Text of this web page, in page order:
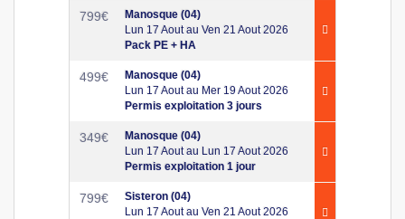
799€
Manosque (04)
Lun 17 Aout au Ven 21 Aout 2026
Pack PE + HA
499€
Manosque (04)
Lun 17 Aout au Mer 19 Aout 2026
Permis exploitation 3 jours
349€
Manosque (04)
Lun 17 Aout au Lun 17 Aout 2026
Permis exploitation 1 jour
799€
Sisteron (04)
Lun 17 Aout au Ven 21 Aout 2026